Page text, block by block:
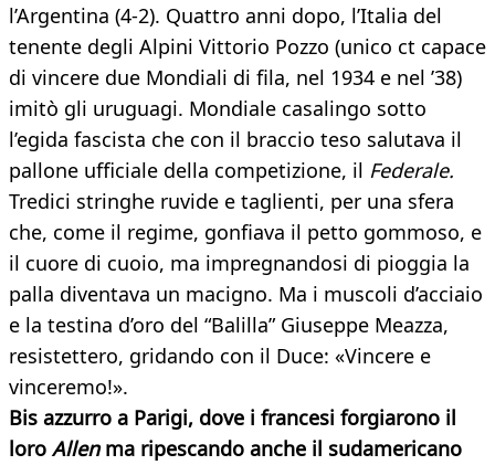
l’Argentina (4-2). Quattro anni dopo, l’Italia del
tenente degli Alpini Vittorio Pozzo (unico ct capace
di vincere due Mondiali di fila, nel 1934 e nel ’38)
imitò gli uruguagi. Mondiale casalingo sotto
l’egida fascista che con il braccio teso salutava il
pallone ufficiale della competizione, il Federale.
Tredici stringhe ruvide e taglienti, per una sfera
che, come il regime, gonfiava il petto gommoso, e
il cuore di cuoio, ma impregnandosi di pioggia la
palla diventava un macigno. Ma i muscoli d’acciaio
e la testina d’oro del “Balilla” Giuseppe Meazza,
resistettero, gridando con il Duce: «Vincere e
vinceremo!».
Bis azzurro a Parigi, dove i francesi forgiarono il
loro Allenma ripescando anche il sudamericano